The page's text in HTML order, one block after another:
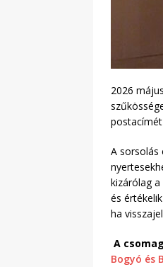
2026
A sorsolás
kizárólag
és
ha
A
Bogyó és